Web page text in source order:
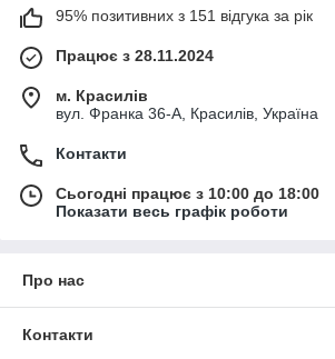
95% позитивних з 151 відгука за рік
Працює з 28.11.2024
м. Красилів
вул. Франка 36-А, Красилів, Україна
Контакти
Сьогодні працює з 10:00 до 18:00
Показати весь графік роботи
Про нас
Контакти